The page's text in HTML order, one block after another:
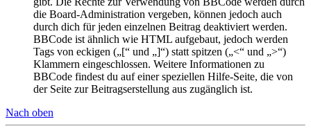
die Board-Administration vergeben, können jedoch auch
durch dich für jeden einzelnen Beitrag deaktiviert werden.
BBCode ist ähnlich wie HTML aufgebaut, jedoch werden
Tags von eckigen („[“ und „]“) statt spitzen („<“ und „>“)
Klammern eingeschlossen. Weitere Informationen zu
BBCode findest du auf einer speziellen Hilfe-Seite, die von
der Seite zur Beitragserstellung aus zugänglich ist.
Nach oben